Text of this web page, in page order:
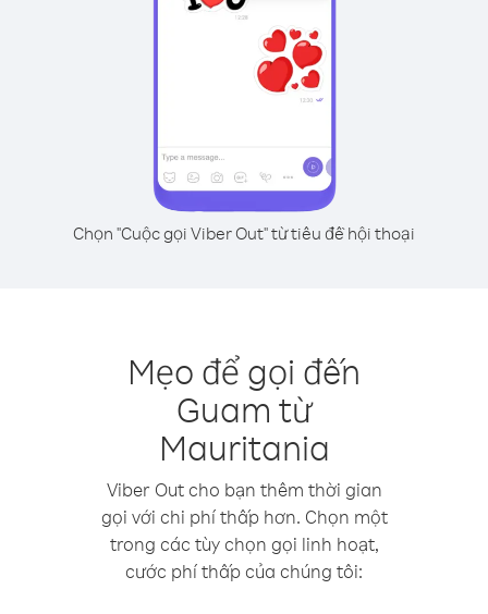
Chọn "Cuộc gọi Viber Out" từ tiêu đề hội thoại
Mẹo để gọi đến
Guam từ
Mauritania
Viber Out cho bạn thêm thời gian
gọi với chi phí thấp hơn. Chọn một
trong các tùy chọn gọi linh hoạt,
cước phí thấp của chúng tôi: